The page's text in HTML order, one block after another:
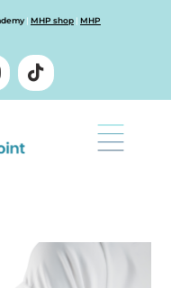
| MHP shop | MHP